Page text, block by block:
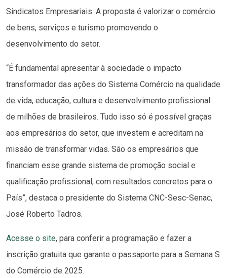
Sindicatos Empresariais. A proposta é valorizar o comércio
de bens, serviços e turismo promovendo o
desenvolvimento do setor.
“É fundamental apresentar à sociedade o impacto
transformador das ações do Sistema Comércio na qualidade
de vida, educação, cultura e desenvolvimento profissional
de milhões de brasileiros. Tudo isso só é possível graças
aos empresários do setor, que investem e acreditam na
missão de transformar vidas. São os empresários que
financiam esse grande sistema de promoção social e
qualificação profissional, com resultados concretos para o
País”, destaca o presidente do Sistema CNC-Sesc-Senac,
José Roberto Tadros.
Acesse o site, para conferir a programação e fazer a
inscrição gratuita que garante o passaporte para a Semana S
do Comércio de 2025.